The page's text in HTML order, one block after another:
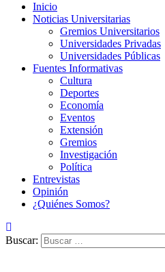
Inicio
Noticias Universitarias
Gremios Universitarios
Universidades Privadas
Universidades Públicas
Fuentes Informativas
Cultura
Deportes
Economía
Eventos
Extensión
Gremios
Investigación
Política
Entrevistas
Opinión
¿Quiénes Somos?
Buscar: